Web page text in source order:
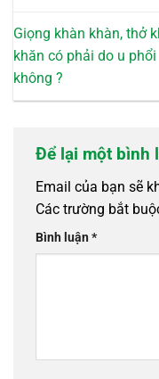
Giọng khàn khàn, thở
khăn có phải do u phổi
không ?
Để lại một bình
Email của bạn sẽ
Các trường bắt
Bình luận*